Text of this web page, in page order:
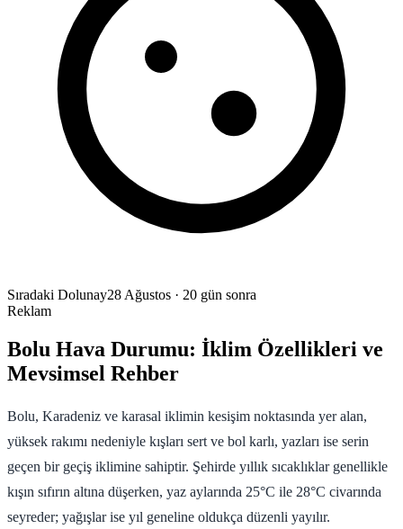
Sıradaki Dolunay28 Ağustos · 20 gün sonra
Reklam
Bolu Hava Durumu: İklim Özellikleri ve
Mevsimsel Rehber
Bolu, Karadeniz ve karasal iklimin kesişim noktasında yer alan,
yüksek rakımı nedeniyle kışları sert ve bol karlı, yazları ise serin
geçen bir geçiş iklimine sahiptir. Şehirde yıllık sıcaklıklar genellikle
kışın sıfırın altına düşerken, yaz aylarında 25°C ile 28°C civarında
seyreder; yağışlar ise yıl geneline oldukça düzenli yayılır.